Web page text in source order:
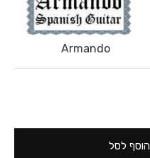
Armando
הוסף לסל